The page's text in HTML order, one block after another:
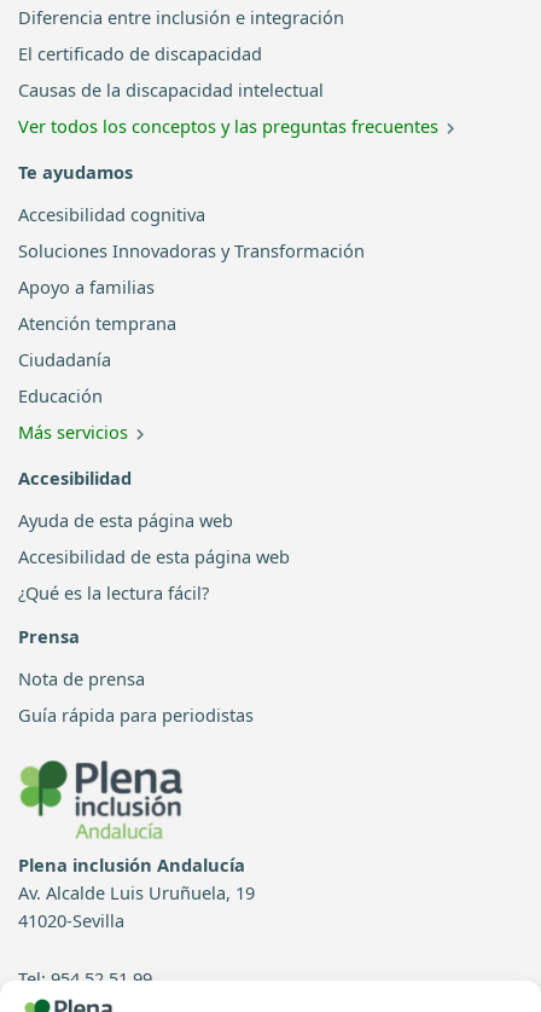
Diferencia entre inclusión e integración
El certificado de discapacidad
Causas de la discapacidad intelectual
Ver todos los conceptos y las preguntas frecuentes
Te ayudamos
Accesibilidad cognitiva
Soluciones Innovadoras y Transformación
Apoyo a familias
Atención temprana
Ciudadanía
Educación
Más servicios
Accesibilidad
Ayuda de esta página web
Accesibilidad de esta página web
¿Qué es la lectura fácil?
Prensa
Nota de prensa
Guía rápida para periodistas
Plena inclusión Andalucía
Av. Alcalde Luis Uruñuela, 19
41020-Sevilla
Tel: 954 52 51 99